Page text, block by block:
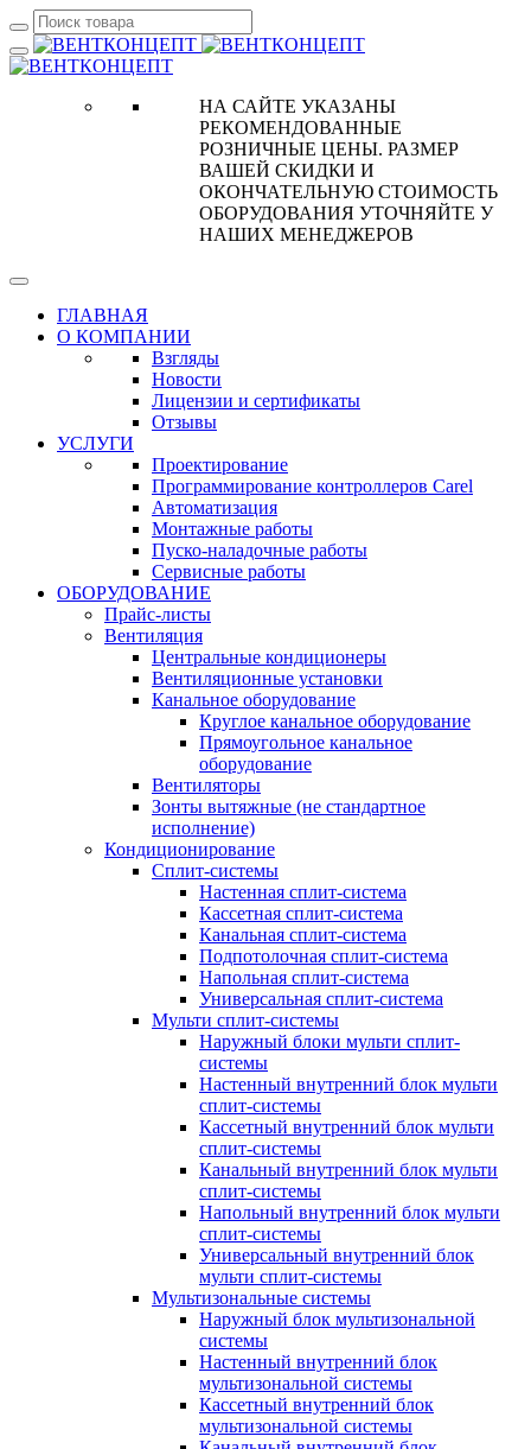
НА САЙТЕ УКАЗАНЫ
РЕКОМЕНДОВАННЫЕ
РОЗНИЧНЫЕ ЦЕНЫ. РАЗМЕР
ВАШЕЙ СКИДКИ И
ОКОНЧАТЕЛЬНУЮ СТОИМОСТЬ
ОБОРУДОВАНИЯ УТОЧНЯЙТЕ У
НАШИХ МЕНЕДЖЕРОВ
ГЛАВНАЯ
О КОМПАНИИ
Взгляды
Новости
Лицензии и сертификаты
Отзывы
УСЛУГИ
Проектирование
Программирование контроллеров Carel
Автоматизация
Монтажные работы
Пуско-наладочные работы
Сервисные работы
ОБОРУДОВАНИЕ
Прайс-листы
Вентиляция
Центральные кондиционеры
Вентиляционные установки
Канальное оборудование
Круглое канальное оборудование
Прямоугольное канальное
оборудование
Вентиляторы
Зонты вытяжные (не стандартное
исполнение)
Кондиционирование
Сплит-системы
Настенная сплит-система
Кассетная сплит-система
Канальная сплит-система
Подпотолочная сплит-система
Напольная сплит-система
Универсальная сплит-система
Мульти сплит-системы
Наружный блоки мульти сплит-
системы
Настенный внутренний блок мульти
сплит-системы
Кассетный внутренний блок мульти
сплит-системы
Канальный внутренний блок мульти
сплит-системы
Напольный внутренний блок мульти
сплит-системы
Универсальный внутренний блок
мульти сплит-системы
Мультизональные системы
Наружный блок мультизональной
системы
Настенный внутренний блок
мультизональной системы
Кассетный внутренний блок
мультизональной системы